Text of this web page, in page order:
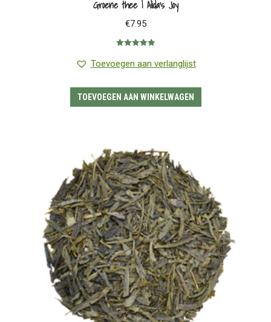
Groene thee | Alida’s Joy
€7.95
5.00 uit 5
Toevoegen aan verlanglijst
TOEVOEGEN AAN WINKELWAGEN